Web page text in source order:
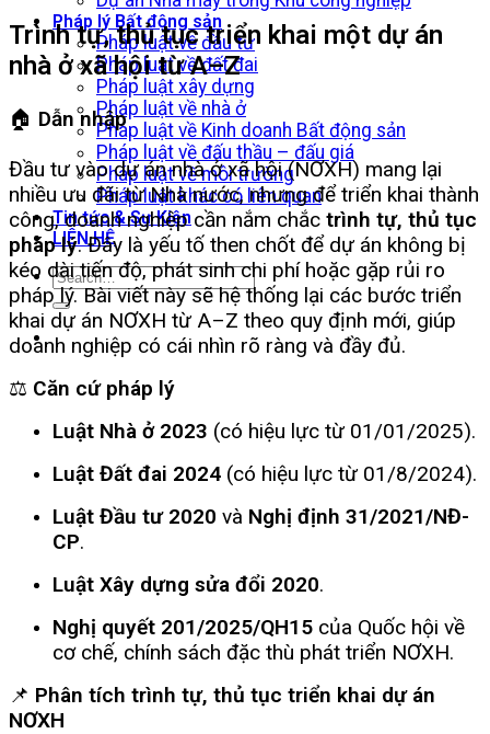
Pháp lý Bất động sản
Pháp luật về đầu tư
Pháp luật về đất đai
Pháp luật xây dựng
Pháp luật về nhà ở
Pháp luật về Kinh doanh Bất động sản
Pháp luật về đấu thầu – đấu giá
Pháp luật về môi trường
Pháp luật khác có liên quan
Tin tức & Sự Kiện
LIÊN HỆ
Trình tự, thủ tục triển khai một dự án
nhà ở xã hội từ A–Z
🏠 Dẫn nhập
Đầu tư vào dự án nhà ở xã hội (NƠXH) mang lại
nhiều ưu đãi từ Nhà nước, nhưng để triển khai thành
công, doanh nghiệp cần nắm chắc trình tự, thủ tục
pháp lý. Đây là yếu tố then chốt để dự án không bị
kéo dài tiến độ, phát sinh chi phí hoặc gặp rủi ro
pháp lý. Bài viết này sẽ hệ thống lại các bước triển
khai dự án NƠXH từ A–Z theo quy định mới, giúp
doanh nghiệp có cái nhìn rõ ràng và đầy đủ.
⚖️ Căn cứ pháp lý
Luật Nhà ở 2023 (có hiệu lực từ 01/01/2025).
Luật Đất đai 2024 (có hiệu lực từ 01/8/2024).
Luật Đầu tư 2020 và Nghị định 31/2021/NĐ-
CP.
Luật Xây dựng sửa đổi 2020.
Nghị quyết 201/2025/QH15 của Quốc hội về
cơ chế, chính sách đặc thù phát triển NƠXH.
📌 Phân tích trình tự, thủ tục triển khai dự án
NƠXH